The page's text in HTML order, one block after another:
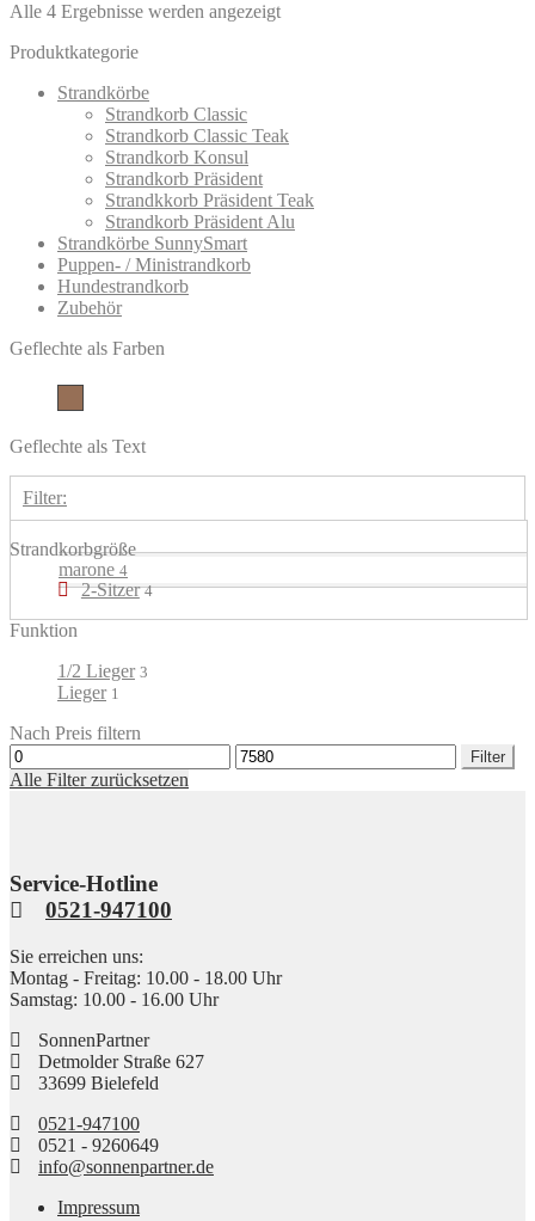
Alle 4 Ergebnisse werden angezeigt
Produktkategorie
Strandkörbe
Strandkorb Classic
Strandkorb Classic Teak
Strandkorb Konsul
Strandkorb Präsident
Strandkkorb Präsident Teak
Strandkorb Präsident Alu
Strandkörbe SunnySmart
Puppen- / Ministrandkorb
Hundestrandkorb
Zubehör
Geflechte als Farben
Geflechte als Text
Filter:
marone 4
Strandkorbgröße
2-Sitzer 4
Funktion
1/2 Lieger 3
Lieger 1
Nach Preis filtern
Min.
Preis
Max.
Preis
Filter
Alle Filter zurücksetzen
Service-Hotline
0521-947100
Sie erreichen uns:
Montag - Freitag: 10.00 - 18.00 Uhr
Samstag: 10.00 - 16.00 Uhr
SonnenPartner
Detmolder Straße 627
33699 Bielefeld
0521-947100
0521 - 9260649
info@sonnenpartner.de
Impressum